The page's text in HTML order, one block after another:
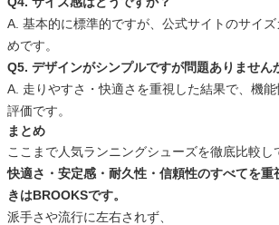
A. 基本的に標準的ですが、公式サイトのサイ
めです。
Q5. デザインがシンプルですが問題ありません
A. 走りやすさ・快適さを重視した結果で、機
評価です。
まとめ
ここまで人気ランニングシューズを徹底比較し
快適さ・安定感・耐久性・信頼性のすべてを重
きはBROOKSです。
派手さや流行に左右されず、